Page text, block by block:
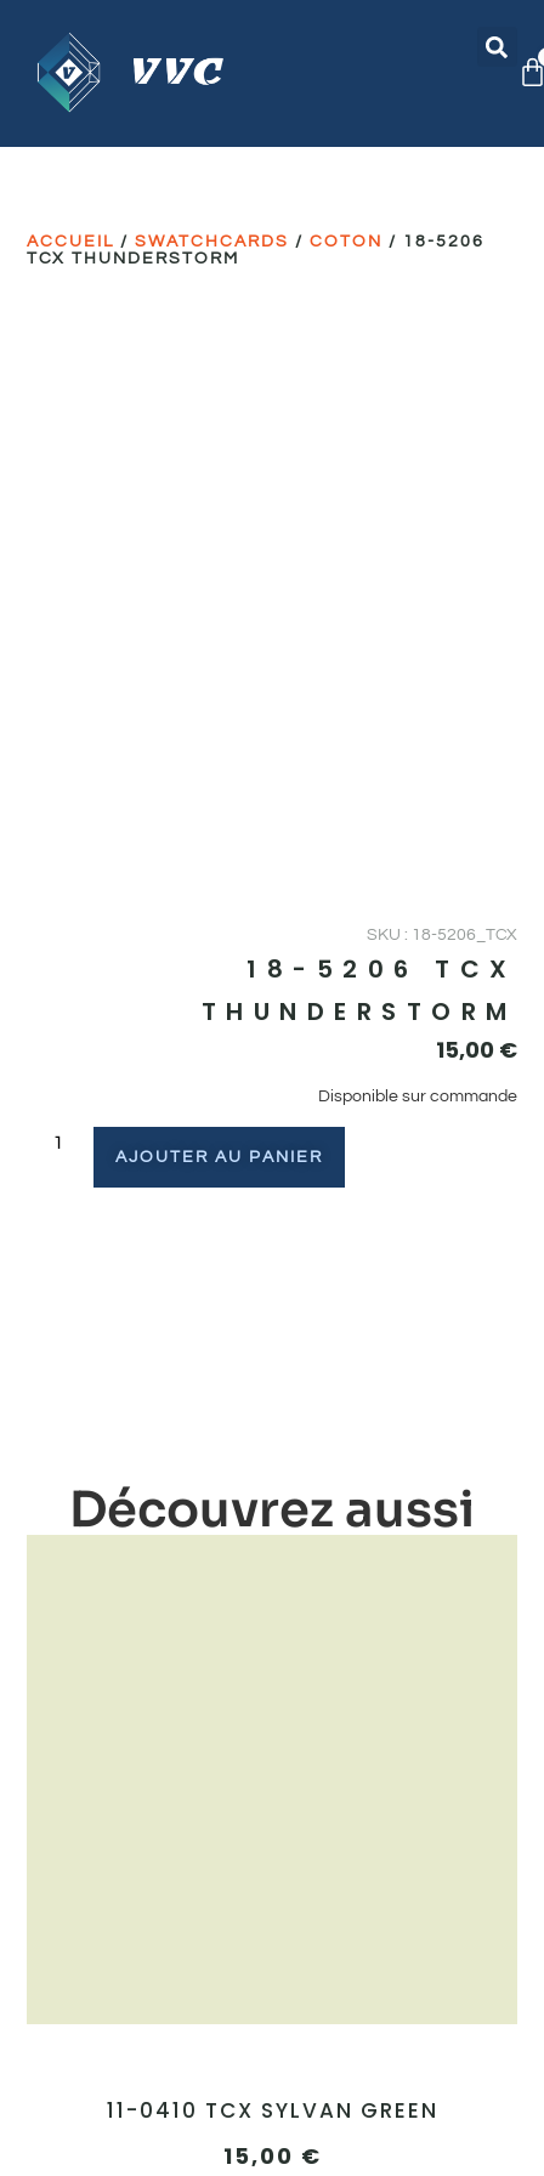
ACCUEIL /SWATCHCARDS /COTON / 18-5206
TCX THUNDERSTORM
SKU : 18-5206_TCX
18-5206 TCX
THUNDERSTORM
15,00 €
Disponible sur commande
AJOUTER AU PANIER
Découvrez aussi
11-0410 TCX SYLVAN GREEN
15,00 €